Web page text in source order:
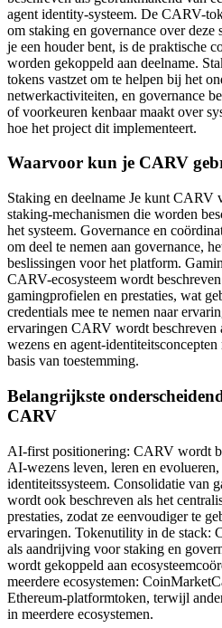
agent identity-systeem. De CARV-
om staking en governance over deze
je een houder bent, is de praktische
worden gekoppeld aan deelname.
tokens vastzet om te helpen bij het
netwerkactiviteiten, en governance
of voorkeuren kenbaar maakt over
hoe het project dit implementeert.
Waarvoor kun je CARV
Staking en deelname Je kunt CARV
staking-mechanismen die worden
het systeem. Governance en
om deel te nemen aan governance,
beslissingen voor het platform.
CARV-ecosysteem wordt
gamingprofielen en prestaties, wat
credentials mee te nemen naar
ervaringen CARV wordt beschreven
wezens en agent-
basis van toestemming.
Belangrijkste
CARV
AI-first positionering: CARV wordt
AI-wezens leven, leren en evolueren,
identiteitssysteem. Consolidatie van
wordt ook beschreven als het
prestaties, zodat ze eenvoudiger te
ervaringen. Tokenutility in de stack:
als aandrijving voor staking en
wordt gekoppeld aan
meerdere ecosystemen:
Ethereum-platformtoken, terwijl
in meerdere ecosystemen.